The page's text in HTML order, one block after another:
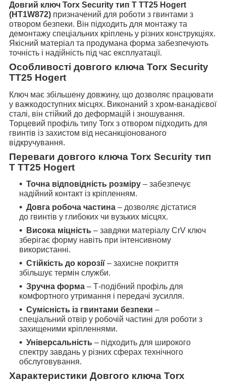
Довгий ключ Torx Security тип Т TT25 Hogert
(HT1W872) призначений для роботи з гвинтами з
отвором безпеки. Він підходить для монтажу та
демонтажу спеціальних кріплень у різних конструкціях.
Якісний матеріал та продумана форма забезпечують
точність і надійність під час експлуатації.
Особливості довгого ключа Torx Security
TT25 Hogert
Ключ має збільшену довжину, що дозволяє працювати
у важкодоступних місцях. Виконаний з хром-ванадієвої
сталі, він стійкий до деформацій і зношування.
Торцевий профіль типу Torx з отвором підходить для
гвинтів із захистом від несанкціонованого
відкручування.
Переваги довгого ключа Torx Security тип
Т TT25 Hogert
Точна відповідність розміру – забезпечує
надійний контакт із кріпленням.
Довга робоча частина – дозволяє дістатися
до гвинтів у глибоких чи вузьких місцях.
Висока міцність – завдяки матеріалу CrV ключ
зберігає форму навіть при інтенсивному
використанні.
Стійкість до корозії – захисне покриття
збільшує термін служби.
Зручна форма – Т-подібний профіль для
комфортного утримання і передачі зусилля.
Сумісність із гвинтами безпеки –
спеціальний отвір у робочій частині для роботи з
захищеними кріпленнями.
Універсальність – підходить для широкого
спектру завдань у різних сферах технічного
обслуговування.
Характеристики Довгого ключа Torx